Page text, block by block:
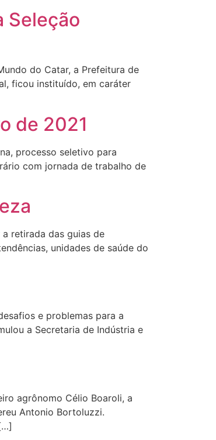
Seleção
do Catar, a Prefeitura de
ficou instituído, em caráter
de 2021
processo seletivo para
com jornada de trabalho de
retirada das guias de
unidades de saúde do
e problemas para a
a Secretaria de Indústria e
agrônomo Célio Boaroli, a
Antonio Bortoluzzi.